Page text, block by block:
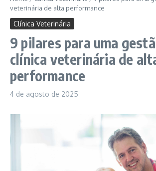
veterinária de alta performance
Clínica Veterinária
9 pilares para uma
clínica veterinária de
performance
4 de agosto de 2025